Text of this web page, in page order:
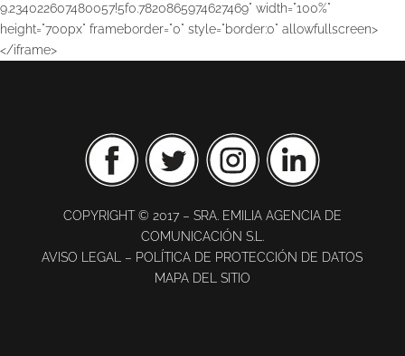
9.234022607480057!5f0.7820865974627469" width="100%"
height="700px" frameborder="0" style="border:0" allowfullscreen>
</iframe>
COPYRIGHT © 2017 – SRA. EMILIA AGENCIA DE
COMUNICACIÓN S.L.
AVISO LEGAL
– POLÍTICA DE PROTECCIÓN DE DATOS
MAPA DEL SITIO